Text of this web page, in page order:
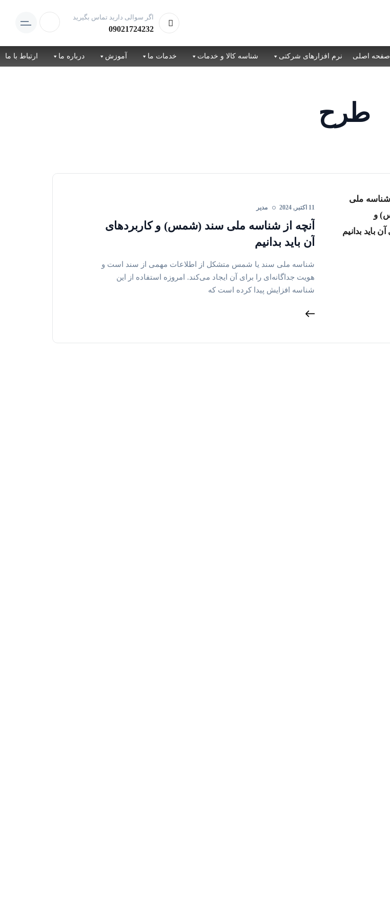
اگر سوالی دارید تماس بگیرید
09021724232
صفحه اصلی نرم افزارهای شرکتی شناسه کالا و خدمات خدمات ما آموزش درباره ما ارتباط با ما
طرح
11 اکتبر, 2024 مدیر
آنچه از شناسه ملی سند (شمس) و کاربردهای
آن باید بدانیم
شناسه ملی سند یا شمس متشکل از اطلاعات مهمی از سند است و
هویت جداگانه‌ای را برای آن ایجاد می‌کند. امروزه استفاده از این
شناسه افزایش پیدا کرده است که